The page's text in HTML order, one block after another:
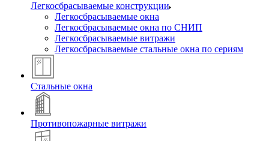
Легкосбрасываемые конструкции
Легкосбрасываемые окна
Легкосбрасываемые окна по СНИП
Легкосбрасываемые витражи
Легкосбрасываемые стальные окна по сериям
Стальные окна
Противопожарные витражи